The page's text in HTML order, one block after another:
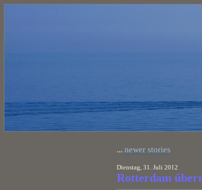
... newer stories
Dienstag, 31. Juli 2012
Rotterdam